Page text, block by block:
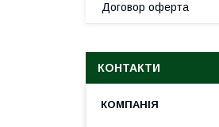
Договор оферта
КОНТАКТИ